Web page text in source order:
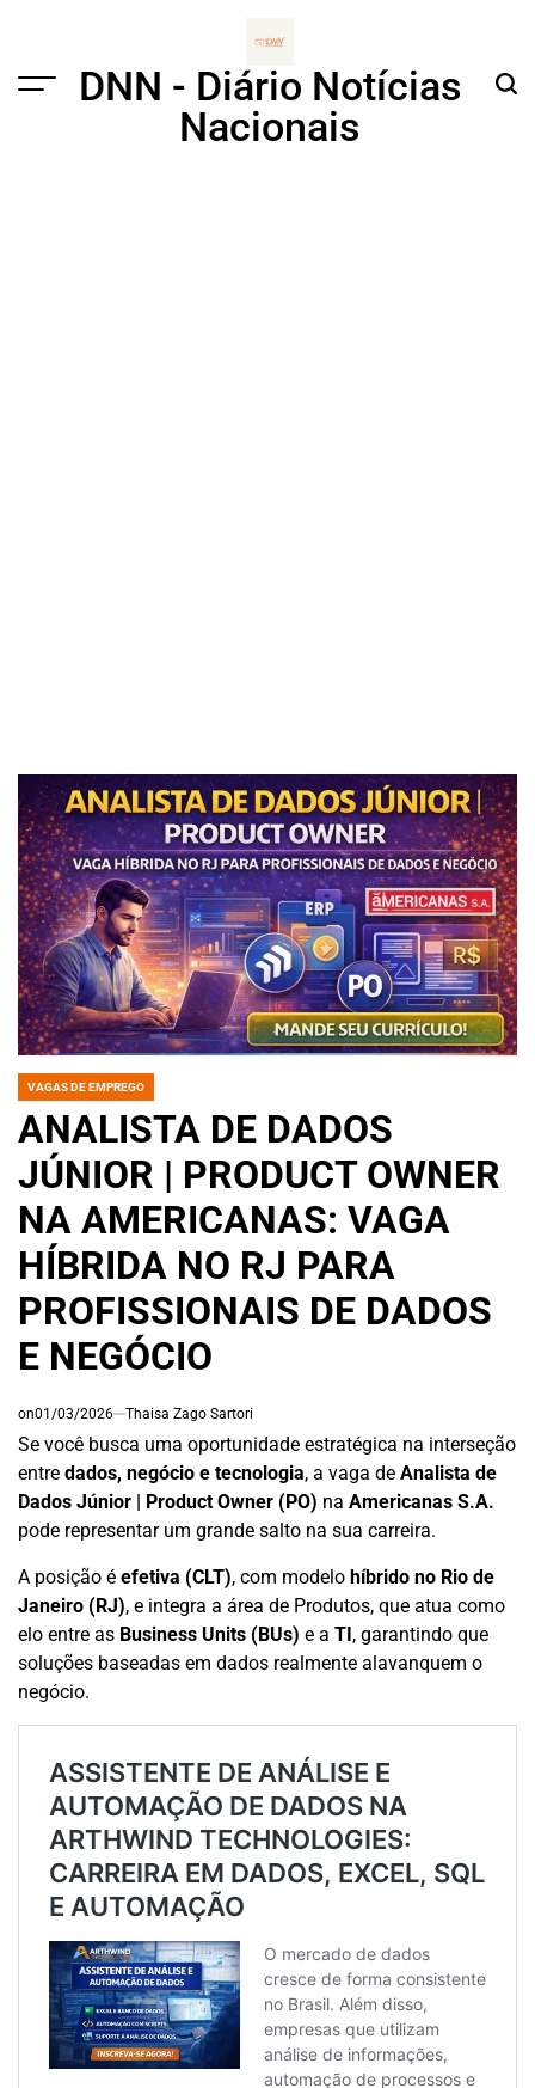
Menu
DNN - Diário Notícias
Nacionais
POSTED
VAGAS DE EMPREGO
ANALISTA DE DADOS
JÚNIOR | PRODUCT OWNER
NA AMERICANAS: VAGA
HÍBRIDA NO RJ PARA
PROFISSIONAIS DE DADOS
E NEGÓCIO
on01/03/2026 Thaisa Zago Sartori
Se você busca uma oportunidade estratégica na interseção
entre dados, negócio e tecnologia, a vaga de Analista de
Dados Júnior | Product Owner (PO) na Americanas S.A.
pode representar um grande salto na sua carreira.
A posição é efetiva (CLT), com modelo híbrido no Rio de
Janeiro (RJ), e integra a área de Produtos, que atua como
elo entre as Business Units (BUs) e a TI, garantindo que
soluções baseadas em dados realmente alavanquem o
negócio.